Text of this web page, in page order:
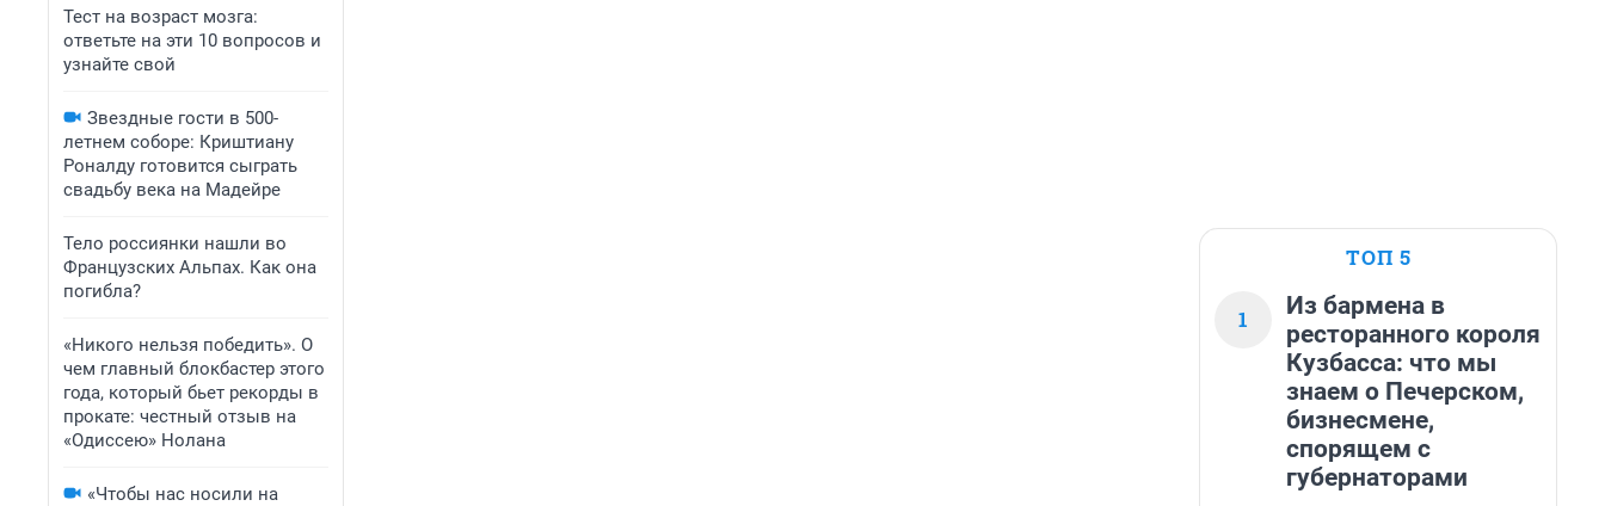
Тест на возраст мозга:
ответьте на эти 10 вопросов и
узнайте свой
Звездные гости в 500-
летнем соборе: Криштиану
Роналду готовится сыграть
свадьбу века на Мадейре
Тело россиянки нашли во
Французских Альпах. Как она
погибла?
«Никого нельзя победить». О
чем главный блокбастер этого
года, который бьет рекорды в
прокате: честный отзыв на
«Одиссею» Нолана
«Чтобы нас носили на
ТОП 5
1
Из бармена в
ресторанного короля
Кузбасса: что мы
знаем о Печерском,
бизнесмене,
спорящем с
губернаторами